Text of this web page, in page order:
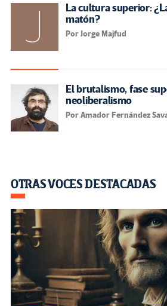
La cultura superior:
matón?
Por Jorge Majfud
El brutalismo, fase
neoliberalismo
Por Amador Fernández
OTRAS VOCES DESTACADAS